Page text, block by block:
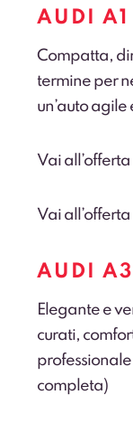
AUDI A1
Compatta,
termine per
un’auto
Vai
Vai
AUDI A3
Elegante e
curati,
completa)